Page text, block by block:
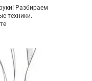
Разбираем
техники.